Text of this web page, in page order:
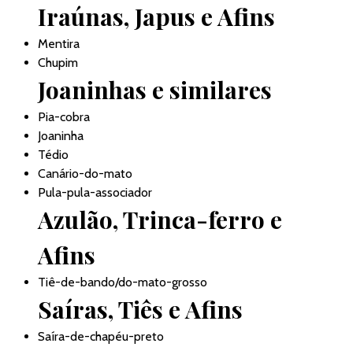
Iraúnas, Japus e Afins
Mentira
Chupim
Joaninhas e similares
Pia-cobra
Joaninha
Tédio
Canário-do-mato
Pula-pula-associador
Azulão, Trinca-ferro e
Afins
Tiê-de-bando/do-mato-grosso
Saíras, Tiês e Afins
Saíra-de-chapéu-preto